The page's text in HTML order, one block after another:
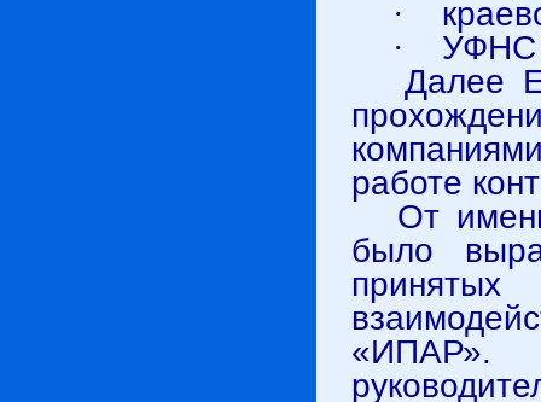
·
·
УФНС
Далее
работе
От
было
«ИПАР».